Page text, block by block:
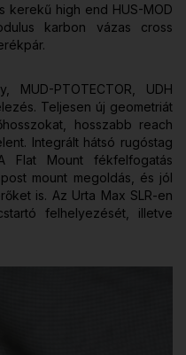
kerekű high end HUS-MOD
karbon vázas cross
MUD-PTOTECTOR, UDH
Teljesen új geometriát
hosszabb reach
Integrált hátsó rugóstag
Flat Mount fékfelfogatás
mount megoldás, és jól
is. Az Urta Max SLR-en
felhelyezését, illetve